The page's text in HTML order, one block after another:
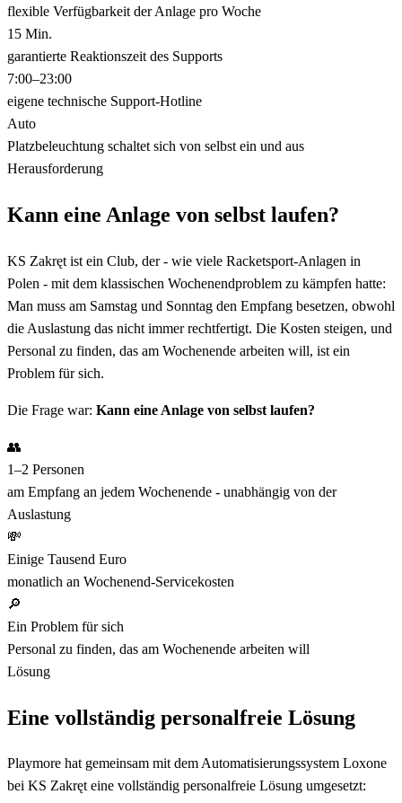
flexible Verfügbarkeit der Anlage pro Woche
15 Min.
garantierte Reaktionszeit des Supports
7:00–23:00
eigene technische Support-Hotline
Auto
Platzbeleuchtung schaltet sich von selbst ein und aus
Herausforderung
Kann eine Anlage von selbst laufen?
KS Zakręt ist ein Club, der - wie viele Racketsport-Anlagen in
Polen - mit dem klassischen Wochenendproblem zu kämpfen hatte:
Man muss am Samstag und Sonntag den Empfang besetzen, obwohl
die Auslastung das nicht immer rechtfertigt. Die Kosten steigen, und
Personal zu finden, das am Wochenende arbeiten will, ist ein
Problem für sich.
Die Frage war: Kann eine Anlage von selbst laufen?
👥
1–2 Personen
am Empfang an jedem Wochenende - unabhängig von der
Auslastung
💸
Einige Tausend Euro
monatlich an Wochenend-Servicekosten
🔎
Ein Problem für sich
Personal zu finden, das am Wochenende arbeiten will
Lösung
Eine vollständig personalfreie Lösung
Playmore hat gemeinsam mit dem Automatisierungssystem Loxone
bei KS Zakręt eine vollständig personalfreie Lösung umgesetzt: